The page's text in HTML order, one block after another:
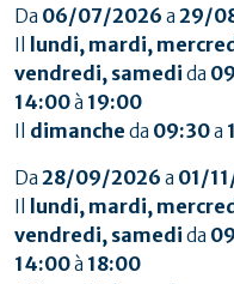
Da 06/07/2026 a 29/
Il lundi, mardi,
vendredi, samedi da
14:00à 19:00
Il dimanche da 09:30a
Da 28/09/2026 a 01/
Il lundi, mardi,
vendredi, samedi da
14:00à 18:00